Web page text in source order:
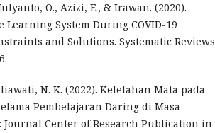
O., Azizi, E., & Irawan. (2020).
System During COVID-19
and Solutions. Systematic Reviews
N. K. (2022). Kelelahan Mata pada
Pembelajaran Daring di Masa
Journal Center of Research Publication in